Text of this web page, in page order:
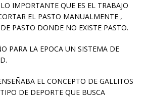
IMPORTANTE QUE ES EL TRABAJO
EL PASTO MANUALMENTE ,
PASTO DONDE NO EXISTE PASTO.
PARA LA EPOCA UN SISTEMA DE
EL CONCEPTO DE GALLITOS
DE DEPORTE QUE BUSCA